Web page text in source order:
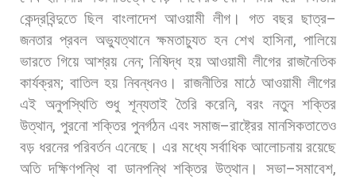
কেন্দ্রবিন্দুতে ছিল বাংলাদেশ আওয়ামী লীগ। গত বছর ছাত্র–
জনতার প্রবল অভ্যুত্থানে ক্ষমতাচ্যুত হন শেখ হাসিনা,পালিয়ে
ভারতে গিয়ে আশ্রয় নেন; নিষিদ্ধ হয় আওয়ামী লীগের রাজনৈতিক
কার্যক্রম; বাতিল হয় নিবন্ধনও। রাজনীতির মাঠে আওয়ামী লীগের
এই অনুপস্থিতি শুধু শূন্যতাই তৈরি করেনি,বরং নতুন শক্তির
উত্থান, পুরনো শক্তির পুনর্গঠন এবং সমাজ–রাষ্ট্রের মানসিকতাতেও
বড় ধরনের পরিবর্তন এনেছে। এর মধ্যে সর্বাধিক আলোচনায় রয়েছে
অতি দক্ষিণপন্থি বা ডানপন্থি শক্তির উত্থান। সভা–সমাবেশ,